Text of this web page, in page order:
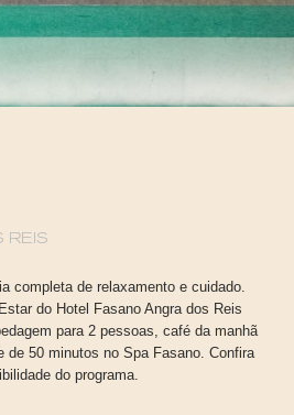
REIS
completa de relaxamento e cuidado.
do Hotel Fasano Angra dos Reis
para 2 pessoas, café da manhã
de 50 minutos no Spa Fasano. Confira
do programa.